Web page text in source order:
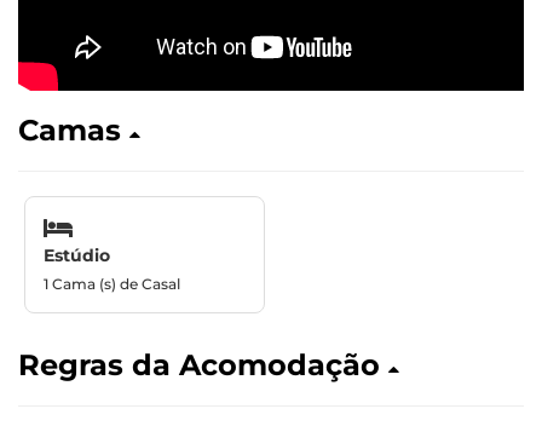
Camas
Estúdio
1 Cama (s) de Casal
Regras da Acomodação